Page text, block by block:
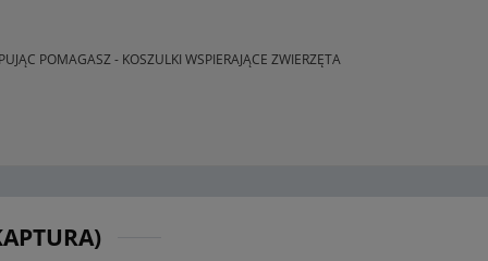
POMAGASZ - KOSZULKI WSPIERAJĄCE ZWIERZĘTA